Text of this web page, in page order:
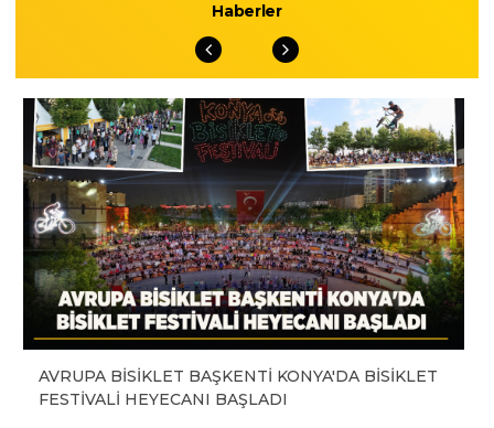
Haberler
AVRUPA BİSİKLET BAŞKENTİ KONYA'DA BİSİKLET
FESTİVALİ HEYECANI BAŞLADI